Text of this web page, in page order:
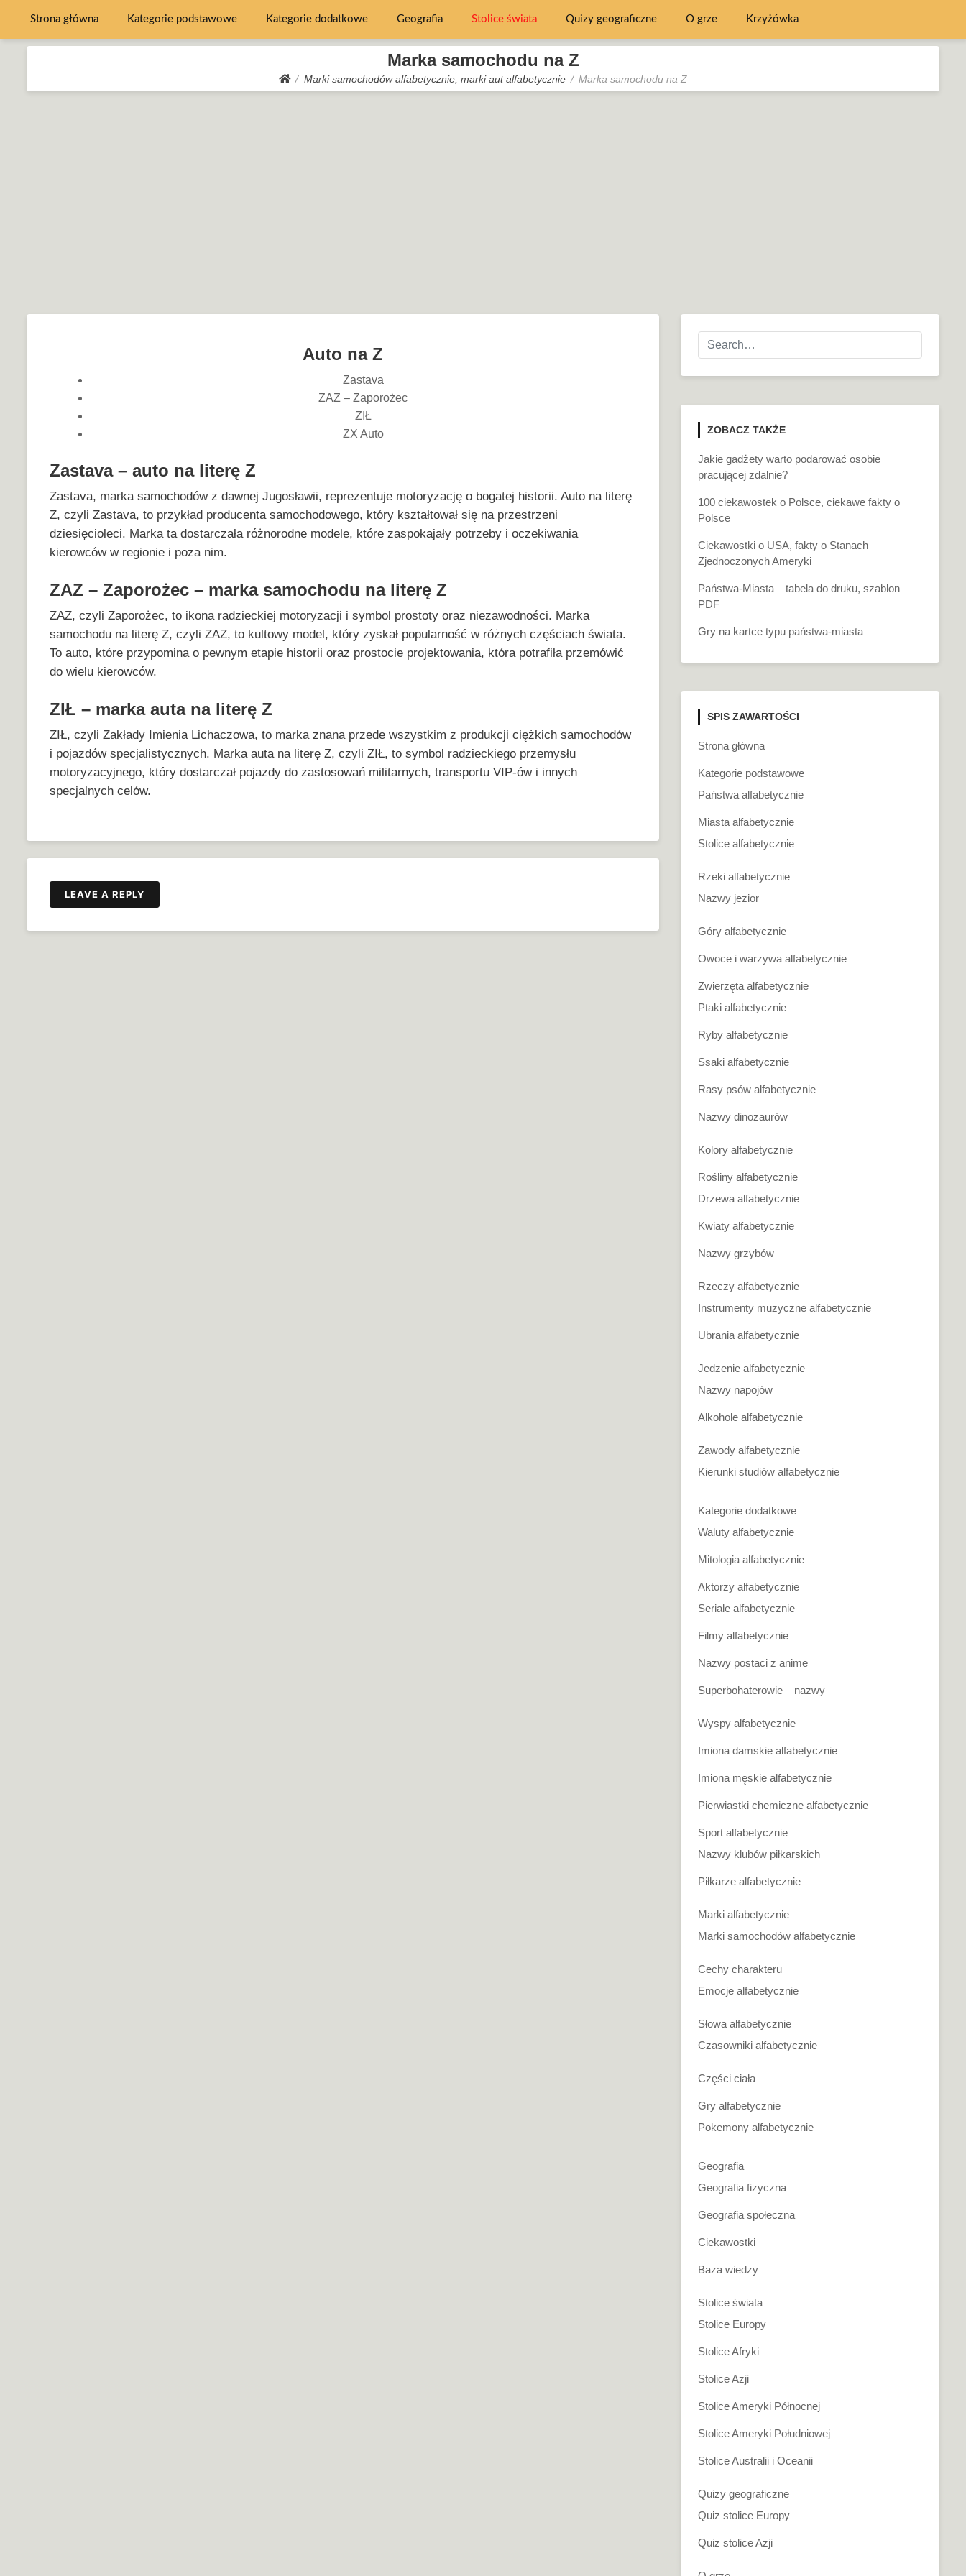
Strona główna Kategorie podstawowe Kategorie dodatkowe Geografia Stolice świata Quizy geograficzne O grze Krzyżówka
Marka samochodu na Z
Marki samochodów alfabetycznie, marki aut alfabetycznie Marka samochodu na Z
Auto na Z
Zastava
ZAZ – Zaporożec
ZIŁ
ZX Auto
Zastava – auto na literę Z
Zastava, marka samochodów z dawnej Jugosławii, reprezentuje motoryzację o bogatej historii. Auto na literę
Z, czyli Zastava, to przykład producenta samochodowego, który kształtował się na przestrzeni
dziesięcioleci. Marka ta dostarczała różnorodne modele, które zaspokajały potrzeby i oczekiwania
kierowców w regionie i poza nim.
ZAZ – Zaporożec – marka samochodu na literę Z
ZAZ, czyli Zaporożec, to ikona radzieckiej motoryzacji i symbol prostoty oraz niezawodności. Marka
samochodu na literę Z, czyli ZAZ, to kultowy model, który zyskał popularność w różnych częściach świata.
To auto, które przypomina o pewnym etapie historii oraz prostocie projektowania, która potrafiła przemówić
do wielu kierowców.
ZIŁ – marka auta na literę Z
ZIŁ, czyli Zakłady Imienia Lichaczowa, to marka znana przede wszystkim z produkcji ciężkich samochodów
i pojazdów specjalistycznych. Marka auta na literę Z, czyli ZIŁ, to symbol radzieckiego przemysłu
motoryzacyjnego, który dostarczał pojazdy do zastosowań militarnych, transportu VIP-ów i innych
specjalnych celów.
LEAVE A REPLY
ZOBACZ TAKŻE
Jakie gadżety warto podarować osobie
pracującej zdalnie?
100 ciekawostek o Polsce, ciekawe fakty o
Polsce
Ciekawostki o USA, fakty o Stanach
Zjednoczonych Ameryki
Państwa-Miasta – tabela do druku, szablon
PDF
Gry na kartce typu państwa-miasta
SPIS ZAWARTOŚCI
Strona główna
Kategorie podstawowe
Państwa alfabetycznie
Miasta alfabetycznie
Stolice alfabetycznie
Rzeki alfabetycznie
Nazwy jezior
Góry alfabetycznie
Owoce i warzywa alfabetycznie
Zwierzęta alfabetycznie
Ptaki alfabetycznie
Ryby alfabetycznie
Ssaki alfabetycznie
Rasy psów alfabetycznie
Nazwy dinozaurów
Kolory alfabetycznie
Rośliny alfabetycznie
Drzewa alfabetycznie
Kwiaty alfabetycznie
Nazwy grzybów
Rzeczy alfabetycznie
Instrumenty muzyczne alfabetycznie
Ubrania alfabetycznie
Jedzenie alfabetycznie
Nazwy napojów
Alkohole alfabetycznie
Zawody alfabetycznie
Kierunki studiów alfabetycznie
Kategorie dodatkowe
Waluty alfabetycznie
Mitologia alfabetycznie
Aktorzy alfabetycznie
Seriale alfabetycznie
Filmy alfabetycznie
Nazwy postaci z anime
Superbohaterowie – nazwy
Wyspy alfabetycznie
Imiona damskie alfabetycznie
Imiona męskie alfabetycznie
Pierwiastki chemiczne alfabetycznie
Sport alfabetycznie
Nazwy klubów piłkarskich
Piłkarze alfabetycznie
Marki alfabetycznie
Marki samochodów alfabetycznie
Cechy charakteru
Emocje alfabetycznie
Słowa alfabetycznie
Czasowniki alfabetycznie
Części ciała
Gry alfabetycznie
Pokemony alfabetycznie
Geografia
Geografia fizyczna
Geografia społeczna
Ciekawostki
Baza wiedzy
Stolice świata
Stolice Europy
Stolice Afryki
Stolice Azji
Stolice Ameryki Północnej
Stolice Ameryki Południowej
Stolice Australii i Oceanii
Quizy geograficzne
Quiz stolice Europy
Quiz stolice Azji